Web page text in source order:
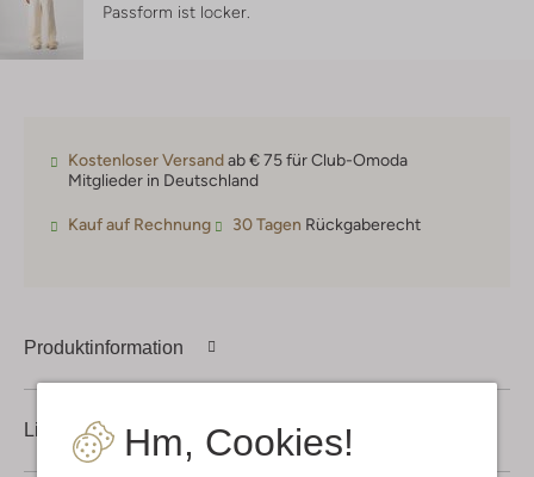
Hm, Cookies!
Passform ist locker
Kostenloser Versandab € 75 für Club-Omoda
Mitglieder in Deutschland
Kauf auf Rechnung 30 Tagen Rückgaberecht
Produktinformation
Lieferung & Rückgabe